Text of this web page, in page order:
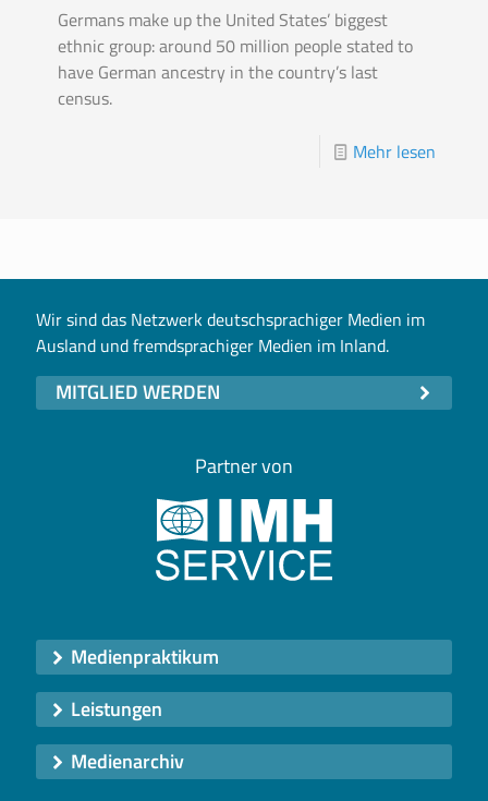
Germans make up the United States’ biggest
ethnic group: around 50 million people stated to
have German ancestry in the country’s last
census.
Mehr lesen
Wir sind das Netzwerk deutschsprachiger Medien im
Ausland und fremdsprachiger Medien im Inland.
MITGLIED WERDEN
Partner von
Medienpraktikum
Leistungen
Medienarchiv